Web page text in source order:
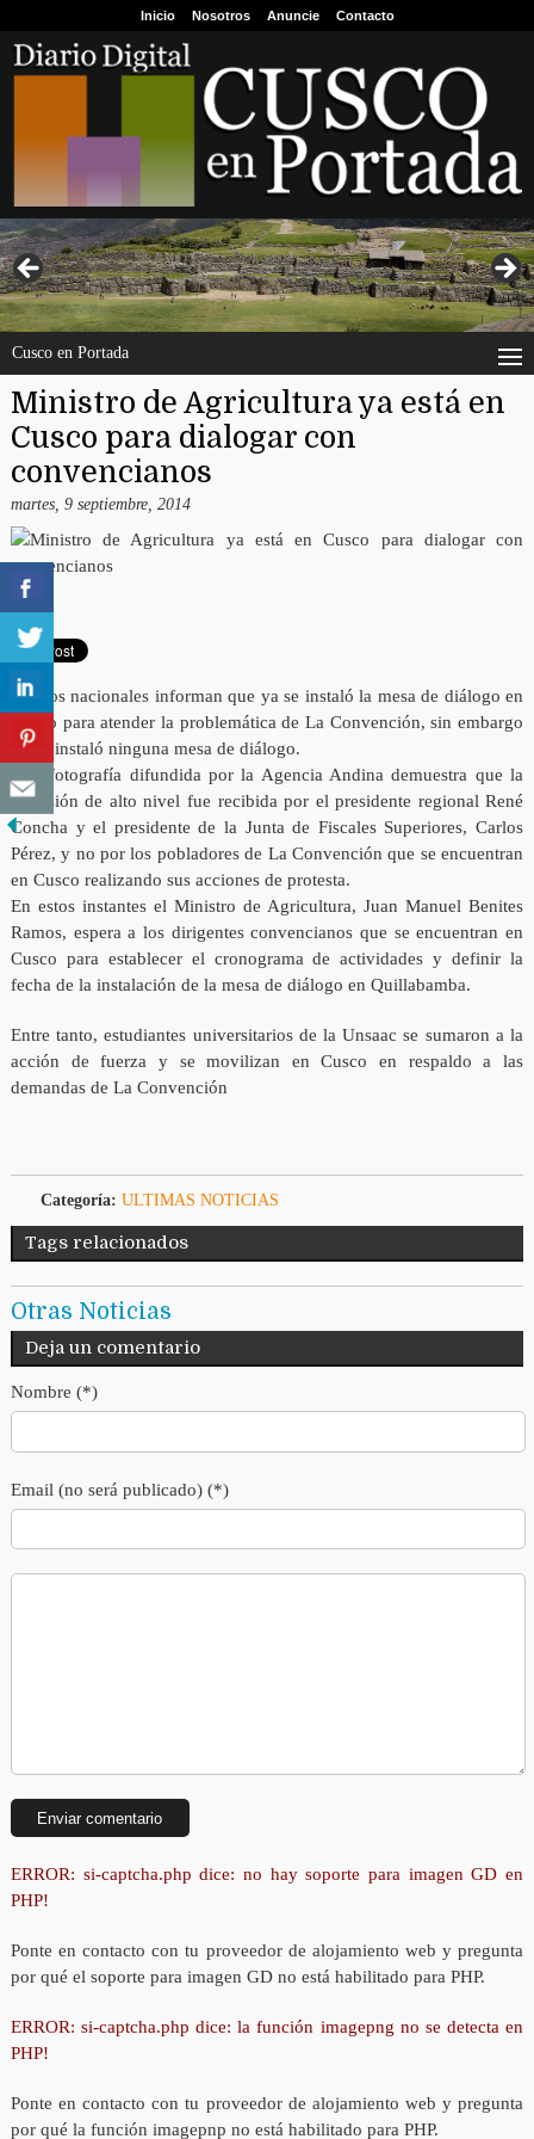
Inicio Nosotros Anuncie Contacto
Cusco en Portada
Ministro de Agricultura ya está en
Cusco para dialogar con
convencianos
martes, 9 septiembre, 2014
Medios nacionales informan que ya se instaló la mesa de diálogo en
Cusco para atender la problemática de La Convención, sin embargo
no se instaló ninguna mesa de diálogo.
Esta fotografía difundida por la Agencia Andina demuestra que la
comisión de alto nivel fue recibida por el presidente regional René
Concha y el presidente de la Junta de Fiscales Superiores, Carlos
Pérez, y no por los pobladores de La Convención que se encuentran
en Cusco realizando sus acciones de protesta.
En estos instantes el Ministro de Agricultura, Juan Manuel Benites
Ramos, espera a los dirigentes convencianos que se encuentran en
Cusco para establecer el cronograma de actividades y definir la
fecha de la instalación de la mesa de diálogo en Quillabamba.
Entre tanto, estudiantes universitarios de la Unsaac se sumaron a la
acción de fuerza y se movilizan en Cusco en respaldo a las
demandas de La Convención
Categoría: ULTIMAS NOTICIAS
Tags relacionados
Otras Noticias
Deja un comentario
Nombre (*)
Email (no será publicado) (*)
ERROR: si-captcha.php dice: no hay soporte para imagen GD en
PHP!
Ponte en contacto con tu proveedor de alojamiento web y pregunta
por qué el soporte para imagen GD no está habilitado para PHP.
ERROR: si-captcha.php dice: la función imagepng no se detecta en
PHP!
Ponte en contacto con tu proveedor de alojamiento web y pregunta
por qué la función imagepnp no está habilitado para PHP.